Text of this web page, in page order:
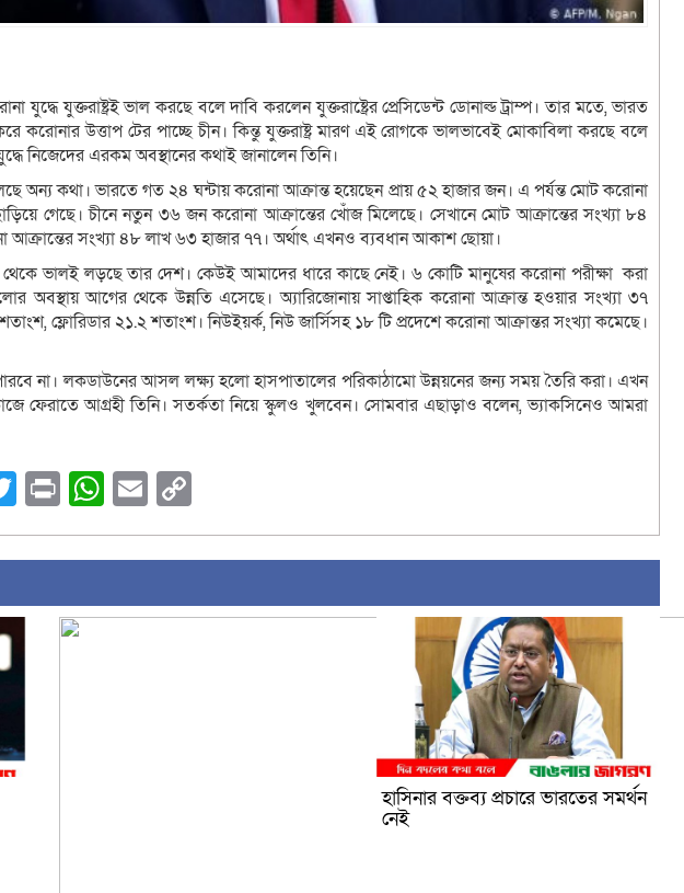
যুদ্ধে যুক্তরাষ্ট্রই ভাল করছে বলে দাবি করলেন যুক্তরাষ্ট্রের প্রেসিডেন্ট ডোনাল্ড ট্রাম্প। তার মতে, ভারত
করোনার উত্তাপ টের পাচ্ছে চীন। কিন্তু যুক্তরাষ্ট্র মারণ এই রোগকে ভালভাবেই মোকাবিলা করছে বলে
নিজেদের এরকম অবস্থানের কথাই জানালেন তিনি।
অন্য কথা। ভারতে গত ২৪ ঘন্টায় করোনা আক্রান্ত হয়েছেন প্রায় ৫২ হাজার জন। এ পর্যন্ত মোট করোনা
গেছে। চীনে নতুন ৩৬ জন করোনা আক্রান্তের খোঁজ মিলেছে। সেখানে মোট আক্রান্তের সংখ্যা ৮৪
আক্রান্তের সংখ্যা ৪৮ লাখ ৬৩ হাজার ৭৭। অর্থাৎ এখনও ব্যবধান আকাশ ছোয়া।
থেকে ভালই লড়ছে তার দেশ। কেউই আমাদের ধারে কাছে নেই। ৬ কোটি মানুষের করোনা পরীক্ষা করা
অবস্থায় আগের থেকে উন্নতি এসেছে। অ্যারিজোনায় সাপ্তাহিক করোনা আক্রান্ত হওয়ার সংখ্যা ৩৭
ফ্লোরিডার ২১.২ শতাংশ। নিউইয়র্ক, নিউ জার্সিসহ ১৮ টি প্রদেশে করোনা আক্রান্তর সংখ্যা কমেছে।
না। লকডাউনের আসল লক্ষ্য হলো হাসপাতালের পরিকাঠামো উন্নয়নের জন্য সময় তৈরি করা। এখন
ফেরাতে আগ্রহী তিনি। সতর্কতা নিয়ে স্কুলও খুলবেন। সোমবার এছাড়াও বলেন, ভ্যাকসিনেও আমরা
Twitter
PrintWhatsApp
Email
Link
হাসিনার বক্তব্য প্রচারে ভারতের সমর্থন
নেই